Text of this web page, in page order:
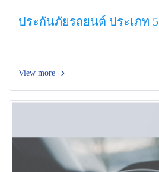
ประกันภัยรถยนต์ ประเภท 5
View more